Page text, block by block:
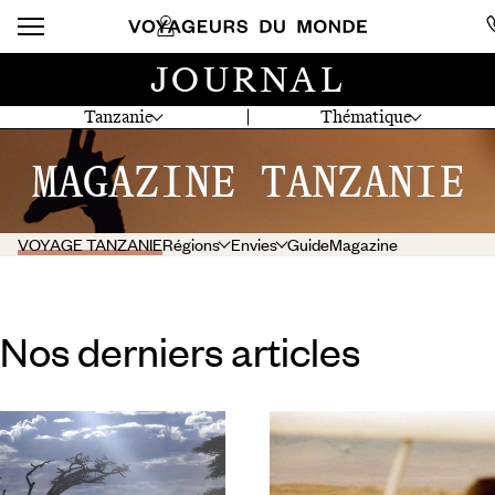
Tanzanie Thématique
JOURNAL
MAGAZINE TANZANIE
VOYAGE TANZANIERégions Envies GuideMagazine
Nos derniers articles